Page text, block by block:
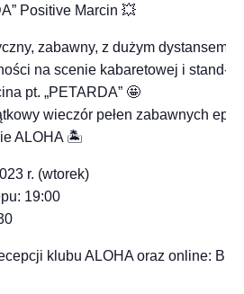
Positive Marcin 💥
zabawny, z dużym dystansem
na scenie kabaretowej i stand-
pt. „PETARDA” 🤩
wieczór pełen zabawnych
ALOHA 🏝
r. (wtorek)
19:00
klubu ALOHA oraz online: